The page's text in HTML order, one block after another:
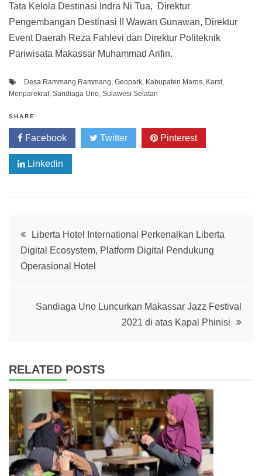
Tata Kelola Destinasi Indra Ni Tua, Direktur
Pengembangan Destinasi II Wawan Gunawan, Direktur
Event Daerah Reza Fahlevi dan Direktur Politeknik
Pariwisata Makassar Muhammad Arifin.
Desa Rammang Rammang, Geopark, Kabupaten Maros, Karst,
Menparekraf, Sandiaga Uno, Sulawesi Selatan
SHARE
Facebook Twitter Pinterest
Linkedin
Post
navigation
Liberta Hotel International Perkenalkan Liberta
Digital Ecosystem, Platform Digital Pendukung
Operasional Hotel
Sandiaga Uno Luncurkan Makassar Jazz Festival
2021 di atas Kapal Phinisi
RELATED POSTS